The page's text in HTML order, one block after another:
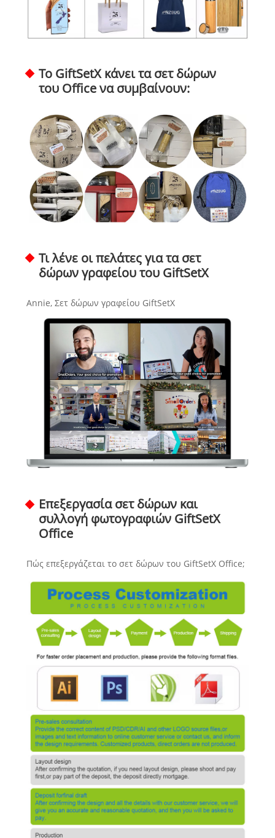
Το GiftSetX κάνει τα σετ δώρων
του Office να συμβαίνουν:
Τι λένε οι πελάτες για τα σετ
δώρων γραφείου του GiftSetX
Annie, Σετ δώρων γραφείου GiftSetX
Επεξεργασία σετ δώρων και
συλλογή φωτογραφιών GiftSetX
Office
Πώς επεξεργάζεται το σετ δώρων του GiftSetX Office;